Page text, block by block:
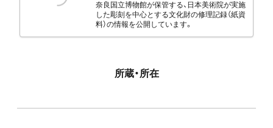
奈良国立博物館が保管する、日本美術院が実施
した彫刻を中心とする文化財の修理記録（紙資
料）の情報を公開しています。
所蔵・所在